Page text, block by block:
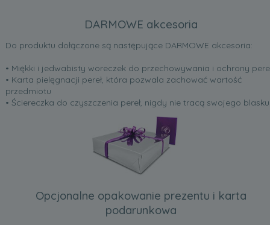
DARMOWE akcesoria
Do produktu dołączone są następujące DARMOWE akcesoria:
• Miękki i jedwabisty woreczek do przechowywania i ochrony
• Karta pielęgnacji pereł, która pozwala zachować wartość
przedmiotu
• Ściereczka do czyszczenia pereł, nigdy nie tracą swojego
Opcjonalne opakowanie prezentu i karta
podarunkowa